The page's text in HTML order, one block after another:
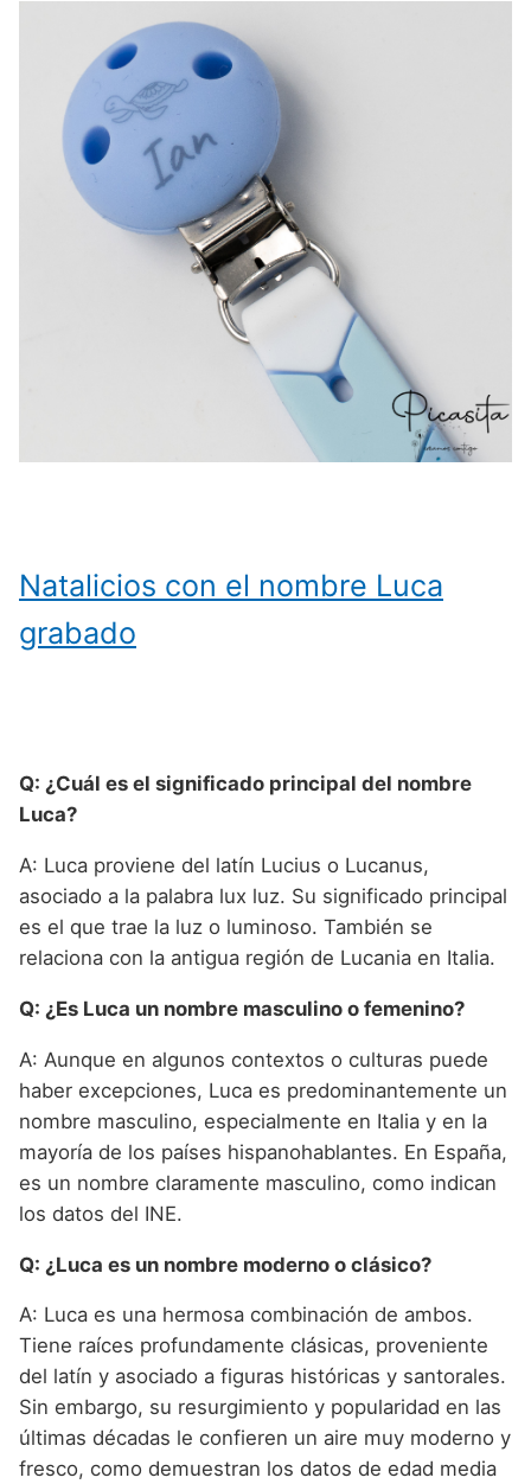
Natalicios con el nombre Luca
grabado
Q: ¿Cuál es el significado principal del nombre
Luca?
A: Luca proviene del latín Lucius o Lucanus,
asociado a la palabra lux luz. Su significado principal
es el que trae la luz o luminoso. También se
relaciona con la antigua región de Lucania en Italia.
Q: ¿Es Luca un nombre masculino o femenino?
A: Aunque en algunos contextos o culturas puede
haber excepciones, Luca es predominantemente un
nombre masculino, especialmente en Italia y en la
mayoría de los países hispanohablantes. En España,
es un nombre claramente masculino, como indican
los datos del INE.
Q: ¿Luca es un nombre moderno o clásico?
A: Luca es una hermosa combinación de ambos.
Tiene raíces profundamente clásicas, proveniente
del latín y asociado a figuras históricas y santorales.
Sin embargo, su resurgimiento y popularidad en las
últimas décadas le confieren un aire muy moderno y
fresco, como demuestran los datos de edad media